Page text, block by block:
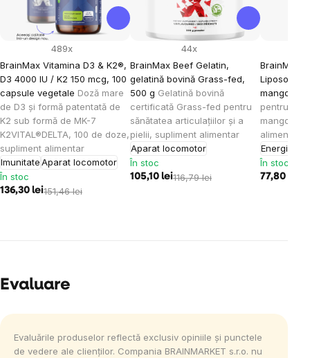
BrainMax Vitamina D3 & K2®,
D3 4000 IU / K2 150 mcg, 100
capsule vegetale Doză mare
de D3 și formă patentată de
K2 sub formă de MK-7
K2VITAL®DELTA, 100 de doze,
supliment alimentar
ImunitateAparat locomotor
489x
În stoc
136,30 lei151,46 lei
BrainMax Beef Gelatin,
gelatină bovină Grass-fed,
500 g Gelatină bovină
certificată Grass-fed pentru
sănătatea articulațiilor și a
pielii, supliment alimentar
Aparat locomotor
44x
În stoc
105,10 lei116,79 lei
BrainMax
Liposomal
mango,
pentru
mango, 30
alimentar
Energie
În stoc
77,80 lei
Evaluare
Evaluările produselor reflectă exclusiv opiniile și punctele
de vedere ale clienților. Compania BRAINMARKET s.r.o. nu